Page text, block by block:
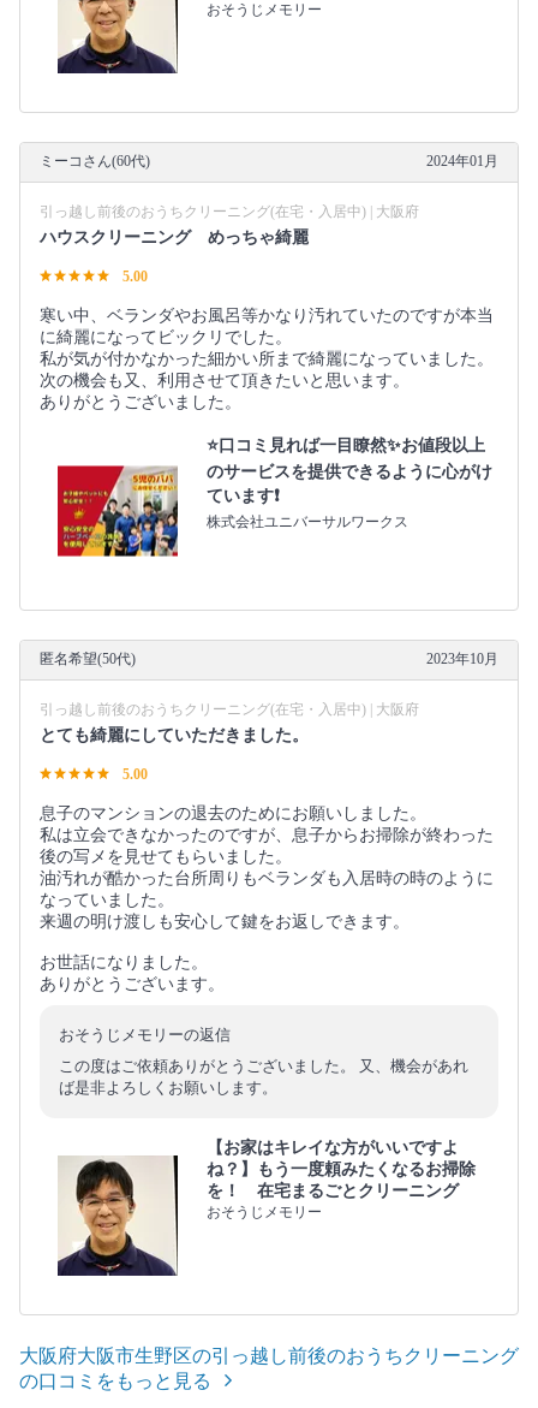
おそうじメモリー
ミーコさん(60代) 2024年01月
引っ越し前後のおうちクリーニング(在宅・入居中) | 大阪府
ハウスクリーニング めっちゃ綺麗
5.00
寒い中、ベランダやお風呂等かなり汚れていたのですが本当
に綺麗になってビックリでした。
私が気が付かなかった細かい所まで綺麗になっていました。
次の機会も又、利用させて頂きたいと思います。
ありがとうございました。
⭐️口コミ見れば一目瞭然✨お値段以上
のサービスを提供できるように心がけ
ています❗️
株式会社ユニバーサルワークス
匿名希望(50代) 2023年10月
引っ越し前後のおうちクリーニング(在宅・入居中) | 大阪府
とても綺麗にしていただきました。
5.00
息子のマンションの退去のためにお願いしました。
私は立会できなかったのですが、息子からお掃除が終わった
後の写メを見せてもらいました。
油汚れが酷かった台所周りもベランダも入居時の時のように
なっていました。
来週の明け渡しも安心して鍵をお返しできます。
お世話になりました。
ありがとうございます。
おそうじメモリーの返信
この度はご依頼ありがとうございました。 又、機会があれ
ば是非よろしくお願いします。
【お家はキレイな方がいいですよ
ね？】もう一度頼みたくなるお掃除
を！ 在宅まるごとクリーニング
おそうじメモリー
大阪府大阪市生野区の引っ越し前後のおうちクリーニング
の口コミをもっと見る